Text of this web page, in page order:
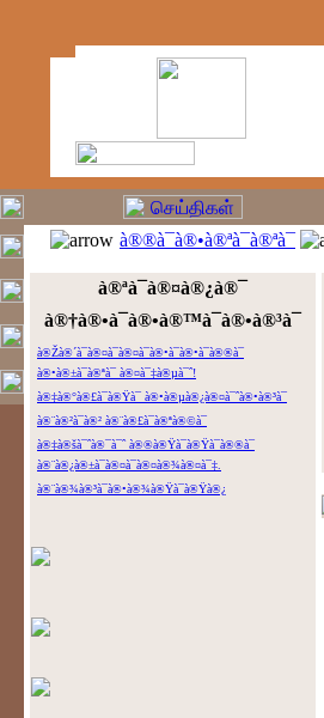
à®®à¯à®•à®ªà¯à®ªà¯
à®ªà¯à®¤à®¿à®¯
à®†à®•à¯à®•à®™à¯à®•à®³à¯
à®Žà®´à¯à®¤à¯à®¤à¯à®•à¯à®•à¯à®®à¯
à®•à®±à¯à®ªà¯ à®¤à¯‡à®µà¯ˆ!
à®‡à®°à®£à¯à®Ÿà¯ à®•à®µà®¿à®¤à¯ˆà®•à®³à¯
à®¨à®²à¯à®² à®¨à®£à¯à®ªà®©à¯
à®‡à®šà¯ˆà®¯à¯ˆ à®®à®Ÿà¯à®Ÿà¯à®®à¯
à®¨à®¿à®±à¯à®¤à¯à®¤à®¾à®¤à¯‡.
à®¨à®¾à®³à¯à®•à®¾à®Ÿà¯à®Ÿà®¿